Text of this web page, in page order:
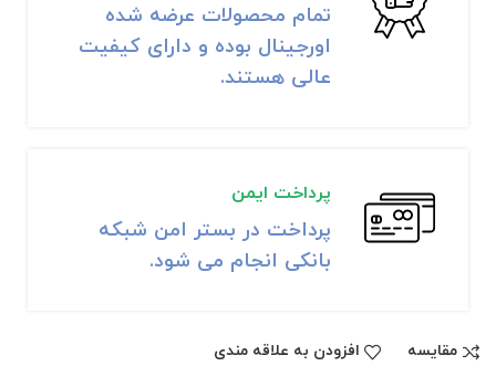
تمام محصولات عرضه شده
اورجینال بوده و دارای کیفیت
عالی هستند.
پرداخت ایمن
پرداخت در بستر امن شبکه
بانکی انجام می شود.
مقايسه افزودن به علاقه مندی